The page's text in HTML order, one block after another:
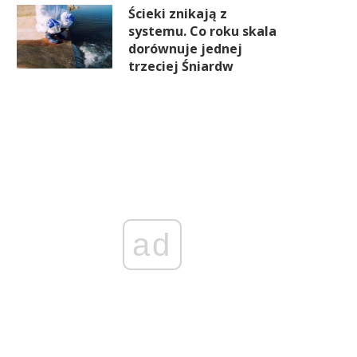
Ścieki znikają z
systemu. Co roku skala
dorównuje jednej
trzeciej Śniardw
ad